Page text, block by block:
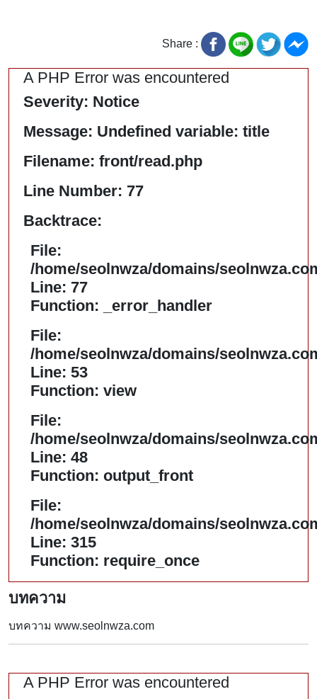
Share :
A PHP Error was encountered
Severity: Notice
Message: Undefined variable: title
Filename: front/read.php
Line Number: 77
Backtrace:
File:
/home/seolnwza/domains/
Line: 77
Function: _error_handler
File:
/home/seolnwza/domains/
Line: 53
Function: view
File:
/home/seolnwza/domains/
Line: 48
Function: output_front
File:
/home/seolnwza/domains/
Line: 315
Function: require_once
บทความ
บทความ www.seolnwza.com
A PHP Error was encountered